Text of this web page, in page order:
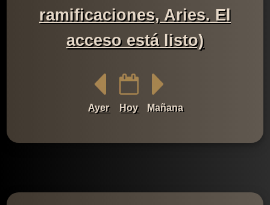
ramificaciones, Aries. El
acceso está listo)
Ayer Hoy Mañana